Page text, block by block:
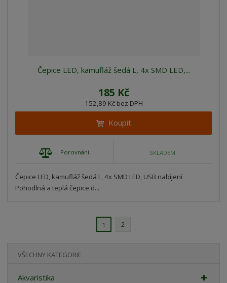
Čepice LED, kamufláž šedá L, 4x SMD LED,...
185 Kč
152,89 Kč bez DPH
Koupit
Porovnání SKLADEM
Čepice LED, kamufláž šedá L, 4x SMD LED, USB nabíjení
Pohodlná a teplá čepice d...
1 2
VŠECHNY KATEGORIE
Akvaristika